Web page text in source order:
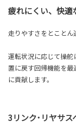
疲れにくい、快適
走りやすさをとことん
運転状況に応じて操
置に戻す回帰機能を
に貢献します。
3リンク･リヤサス